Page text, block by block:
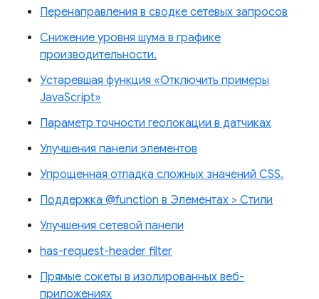
Перенаправления в сводке сетевых запросов
Снижение уровня шума в графике
производительности.
Устаревшая функция «Отключить примеры
JavaScript»
Параметр точности геолокации в датчиках
Улучшения панели элементов
Упрощенная отладка сложных значений CSS.
Поддержка @function в Элементах > Стили
Улучшения сетевой панели
has-request-header filter
Прямые сокеты в изолированных веб-
приложениях